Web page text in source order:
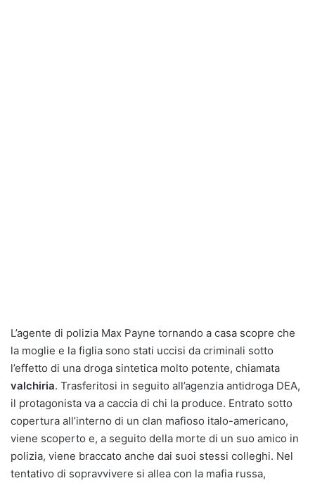
L’agente di polizia Max Payne tornando a casa scopre che
la moglie e la figlia sono stati uccisi da criminali sotto
l’effetto di una droga sintetica molto potente, chiamata
valchiria. Trasferitosi in seguito all’agenzia antidroga DEA,
il protagonista va a caccia di chi la produce. Entrato sotto
copertura all’interno di un clan mafioso italo-americano,
viene scoperto e, a seguito della morte di un suo amico in
polizia, viene braccato anche dai suoi stessi colleghi. Nel
tentativo di sopravvivere si allea con la mafia russa,